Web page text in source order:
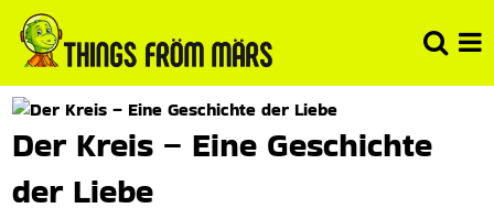
Der Kreis – Eine Geschichte
der Liebe